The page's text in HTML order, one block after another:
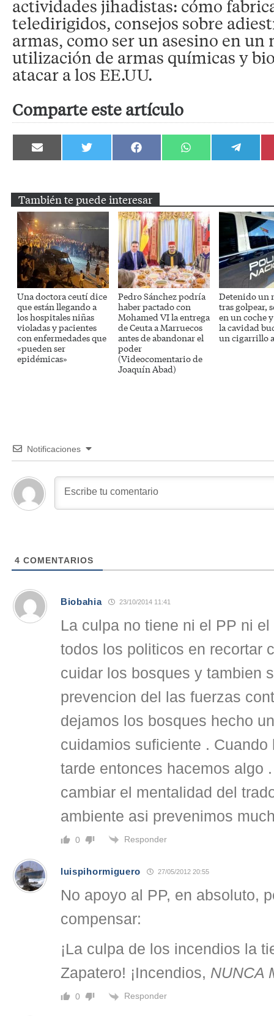
actividades jihadistas: cómo
teledirigidos, consejos sobre
armas, como ser un asesino en
utilización de armas químicas y
atacar a los EE.UU.
Comparte este artículo
Compartir
en
Compartir
en
Compartir
en
Compartir
en
Compartir
en
También te puede interesar
Una doctora ceutí dice
que están llegando a
los hospitales niñas
violadas y pacientes
con enfermedades que
«pueden ser
epidémicas»
Pedro Sánchez podría
haber pactado con
Mohamed VI la entrega
de Ceuta a Marruecos
antes de abandonar el
poder
(Videocomentario de
Joaquín Abad)
Detenido un
tras golpear,
en un coche
la cavidad
un cigarrillo
Notificaciones
4 COMENTARIOS
Biobahia 23/10/2014 11:41
La culpa no tiene ni el PP ni
todos los politicos en recortar
cuidar los bosques y tambien
prevencion del las fuerzas
dejamos los bosques hecho
cuidamios suficiente . Cuando
tarde entonces hacemos algo
cambiar el mentalidad del
ambiente asi prevenimos
0 Responder
luispihormiguero 27/05/2012 20:55
No apoyo al PP, en absoluto,
compensar:
¡La culpa de los incendios la
Zapatero! ¡Incendios, NUNCA
0 Responder